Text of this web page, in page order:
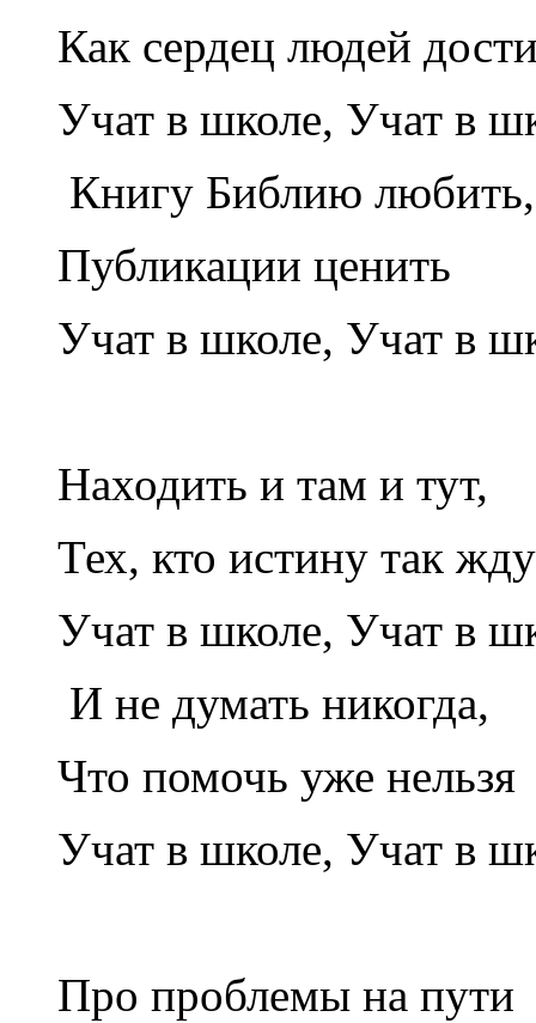
Как сердец людей
Учат в школе, Учат в
Книгу Библию любить,
Публикации ценить
Учат в школе, Учат в
Находить и там и тут,
Тех, кто истину так
Учат в школе, Учат в
И не думать никогда,
Что помочь уже нельзя
Учат в школе, Учат в
Про проблемы на пути